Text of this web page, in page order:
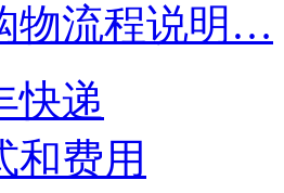
物流程说明…
快递
和费用